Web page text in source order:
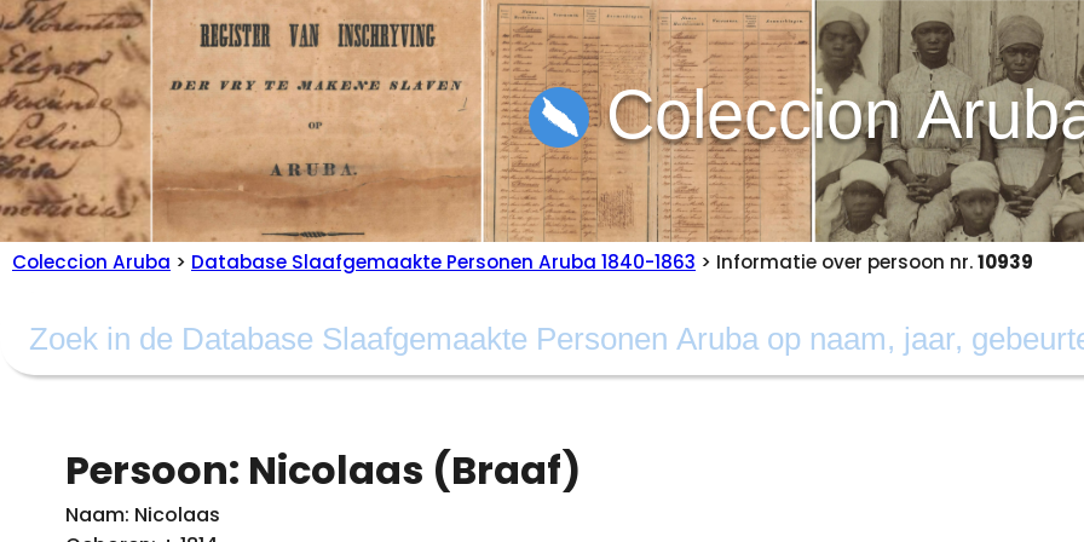
Coleccion
Coleccion Aruba > Database Slaafgemaakte Personen Aruba 1840-1863 > Informatie over persoon nr.10939
Persoon: Nicolaas (Braaf)
Naam: Nicolaas